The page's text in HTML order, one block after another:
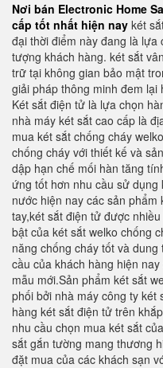
Nơi bán Electronic Home
cấp tốt nhất hiện nay két
đại thời điểm này đang là
tượng khách hàng. két sắt
trữ tại không gian bảo mật
giải pháp thông minh đem
Két sắt điện tử là lựa chọn
nhà máy két sắt cao cấp là
mua két sắt chống cháy
chống cháy với thiết kế và
dập hạn chế mối hàn tăng
ứng tốt hơn nhu cầu sử
nước hiện nay các sản phẩm
tay,két sắt điện tử được
bật của két sắt welko chống
năng chống cháy tốt và
cầu của khách hàng hiện
mẫu mới.Sản phẩm két sắt
phối bởi nhà máy công ty két
hàng két sắt điện tử trên
nhu cầu chọn mua két sắt
sắt gắn tường mang thương
đặt mua của các khách sạn